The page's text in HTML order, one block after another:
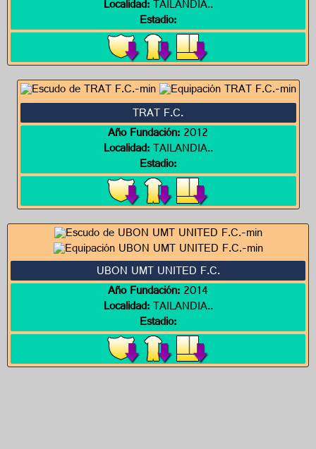
Localidad:TAILANDIA..
Estadio:
TRAT F.C.
Año Fundación:2012
Localidad:TAILANDIA..
Estadio:
UBON UMT UNITED F.C.
Año Fundación:2014
Localidad:TAILANDIA..
Estadio: